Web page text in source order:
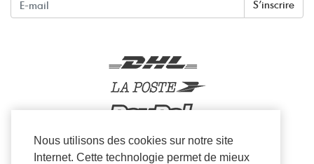
S'inscrire
Nous utilisons des cookies sur notre site
Internet. Cette technologie permet de mieux